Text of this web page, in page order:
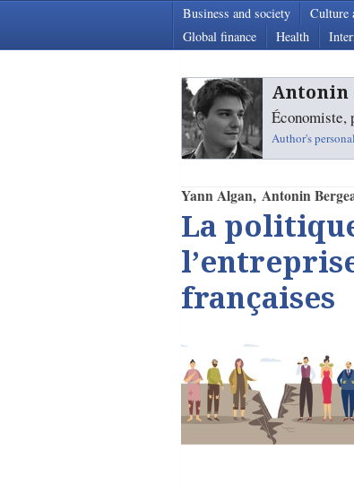
Business and society Culture
Global finance
Health
Antonin
Économiste,
Author's
Yann Algan Antonin
La
françaises